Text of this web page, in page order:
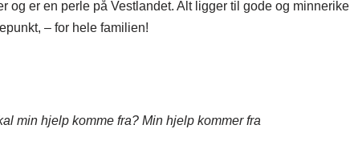
og er en perle på Vestlandet. Alt ligger til gode og minnerike
– for hele familien!
min hjelp komme fra? Min hjelp kommer fra